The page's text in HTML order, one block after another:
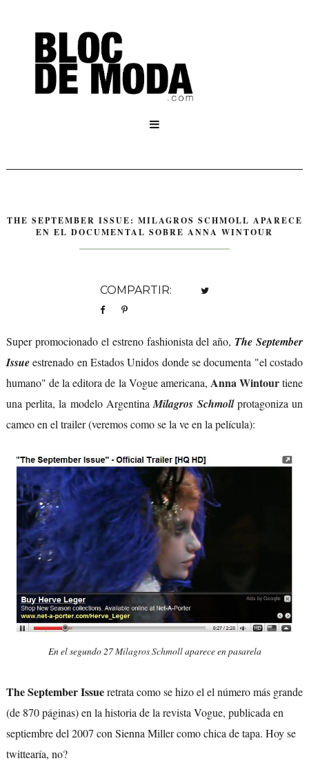

THE SEPTEMBER ISSUE: MILAGROS SCHMOLL APARECE
EN EL DOCUMENTAL SOBRE ANNA WINTOUR
COMPARTIR:
Super promocionado el estreno fashionista del año, The September
Issueestrenado en Estados Unidos donde se documenta "el costado
humano" de la editora de la Vogue americana, Anna Wintourtiene
una perlita, la modelo ArgentinaMilagros Schmollprotagoniza un
cameo en el trailer (veremos como se la ve en la película):
En el segundo 27Milagros Schmollaparece en pasarela
The September Issueretrata como se hizo el el número más grande
(de 870 páginas) en la historia de la revista Vogue, publicada en
septiembre del 2007 con Sienna Miller como chica de tapa. Hoy se
twittearía, no?